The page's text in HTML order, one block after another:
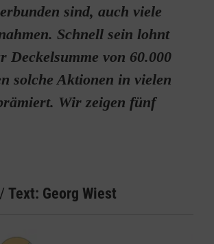
sind, auch viele
Schnell sein lohnt
Deckelsumme von 60.000
solche Aktionen in vielen
Wir zeigen fünf
/ Text: Georg Wiest